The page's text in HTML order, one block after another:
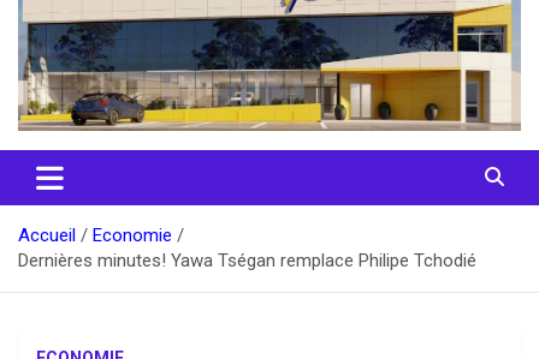
Accueil
Economie
Dernières minutes! Yawa Tségan remplace Philipe Tchodié